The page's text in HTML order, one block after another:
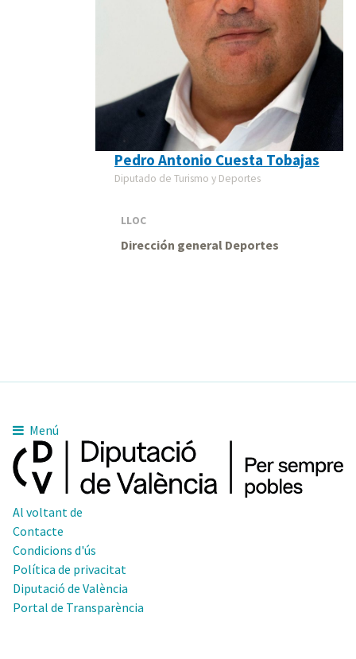
Pedro Antonio Cuesta Tobajas
Diputado de Turismo y Deportes
LLOC
Dirección general Deportes
Menú
Al voltant de
Contacte
Condicions d'ús
Política de privacitat
Diputació de València
Portal de Transparència